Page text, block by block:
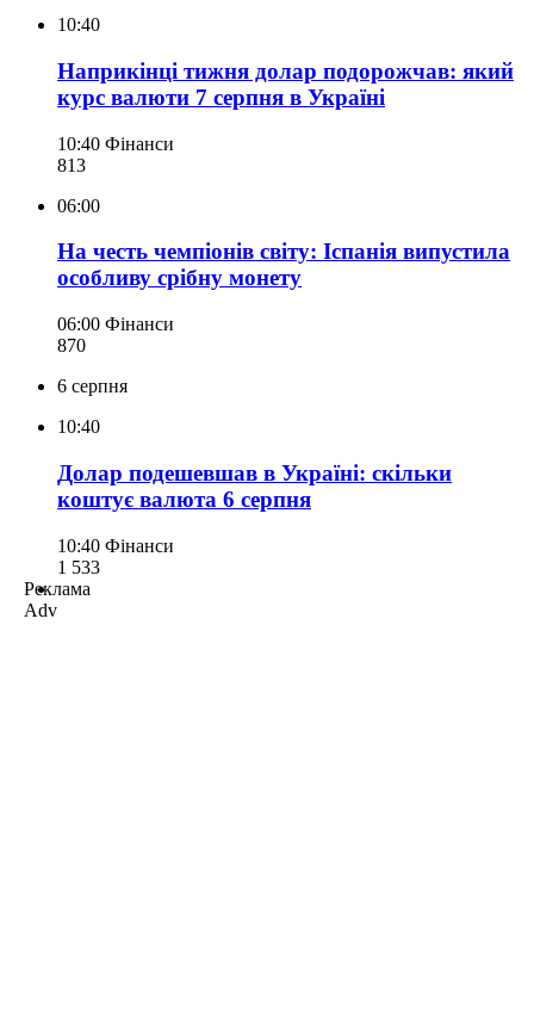
10:40
Наприкінці тижня долар подорожчав: який
курс валюти 7 серпня в Україні
10:40 Фінанси
813
06:00
На честь чемпіонів світу: Іспанія випустила
особливу срібну монету
06:00 Фінанси
870
6 серпня
10:40
Долар подешевшав в Україні: скільки
коштує валюта 6 серпня
10:40 Фінанси
1 533
Реклама
Adv